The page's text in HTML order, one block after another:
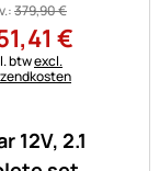
12V, 2.1
379,90€
,41 €
btwexcl.